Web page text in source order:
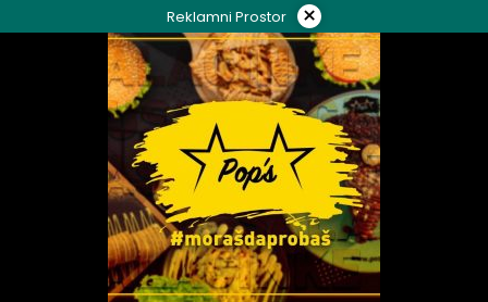
to
Reklamni Prostor ×